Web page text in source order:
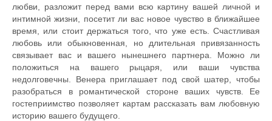
любви, разложит перед вами всю картину вашей личной и
интимной жизни, посетит ли вас новое чувство в ближайшее
время, или стоит держаться того, что уже есть. Счастливая
любовь или обыкновенная, но длительная привязанность
связывает вас и вашего нынешнего партнера. Можно ли
положиться на вашего рыцаря, или ваши чувства
недолговечны. Венера приглашает под свой шатер, чтобы
разобраться в романтической стороне ваших чувств. Ее
гостеприимство позволяет картам рассказать вам любовную
историю вашего будущего.